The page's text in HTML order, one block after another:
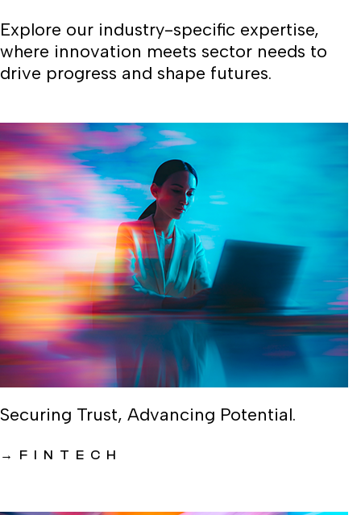
Explore our industry-specific expertise,
where innovation meets sector needs to
drive progress and shape futures.
Securing Trust, Advancing Potential.
→ FINTECH